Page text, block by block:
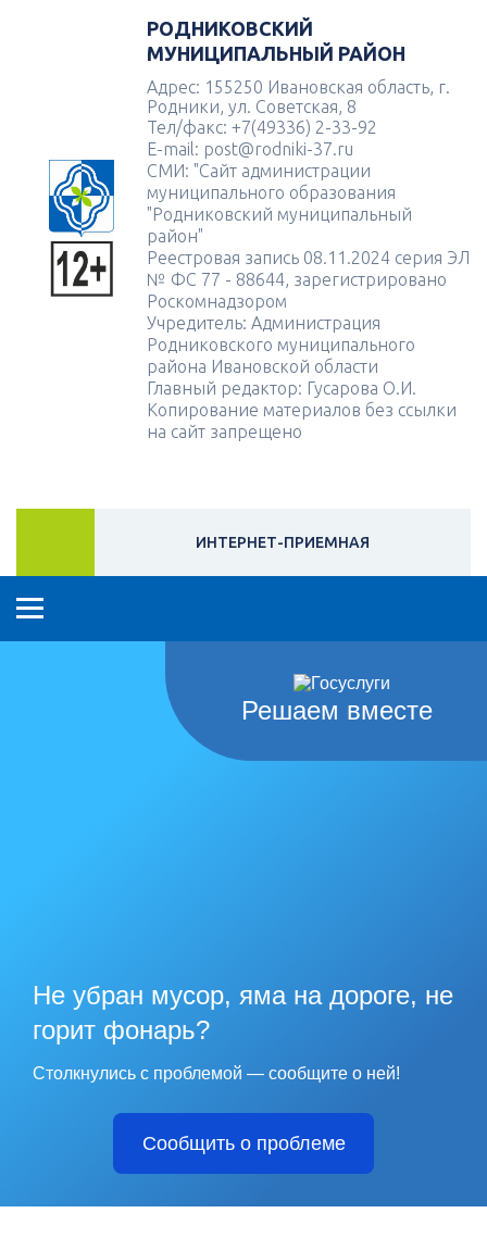
РОДНИКОВСКИЙ
МУНИЦИПАЛЬНЫЙ РАЙОН
Адрес: 155250 Ивановская область, г.
Родники, ул. Советская, 8
Тел/факс: +7(49336) 2-33-92
E-mail: post@rodniki-37.ru
СМИ: "Сайт администрации
муниципального образования
"Родниковский муниципальный
район"
Реестровая запись 08.11.2024 серия ЭЛ
№ ФС 77 - 88644, зарегистрировано
Роскомнадзором
Учредитель: Администрация
Родниковского муниципального
района Ивановской области
Главный редактор: Гусарова О.И.
Копирование материалов без ссылки
на сайт запрещено
ИНТЕРНЕТ-ПРИЕМНАЯ
Решаем вместе
Не убран мусор, яма на дороге, не
горит фонарь?
Столкнулись с проблемой — сообщите о ней!
Сообщить о проблеме